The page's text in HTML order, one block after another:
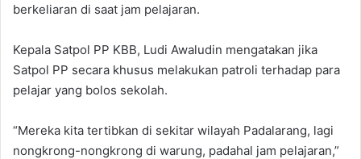
berkeliaran di saat jam pelajaran.
Kepala Satpol PP KBB, Ludi Awaludin mengatakan jika
Satpol PP secara khusus melakukan patroli terhadap para
pelajar yang bolos sekolah.
“Mereka kita tertibkan di sekitar wilayah Padalarang, lagi
nongkrong-nongkrong di warung, padahal jam pelajaran,”